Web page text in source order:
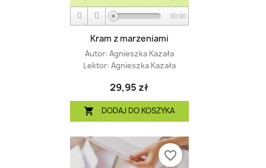
00:00
Kram z marzeniami
Autor: Agnieszka Kazała
Lektor: Agnieszka Kazała
29,95 zł
 DODAJ DO KOSZYKA
favorite_border